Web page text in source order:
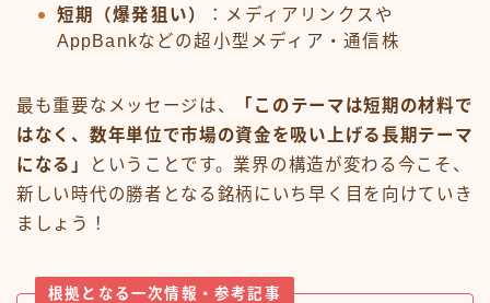
短期（爆発狙い）
：メディアリンクスや
AppBankなどの超小型メディア・通信株
最も重要なメッセージは、
「このテーマは短期の材料で
はなく、数年単位で市場の資金を吸い上げる長期テーマ
になる」
ということです。業界の構造が変わる今こそ、
新しい時代の勝者となる銘柄にいち早く目を向けていき
ましょう！
根拠となる一次情報・参考記事